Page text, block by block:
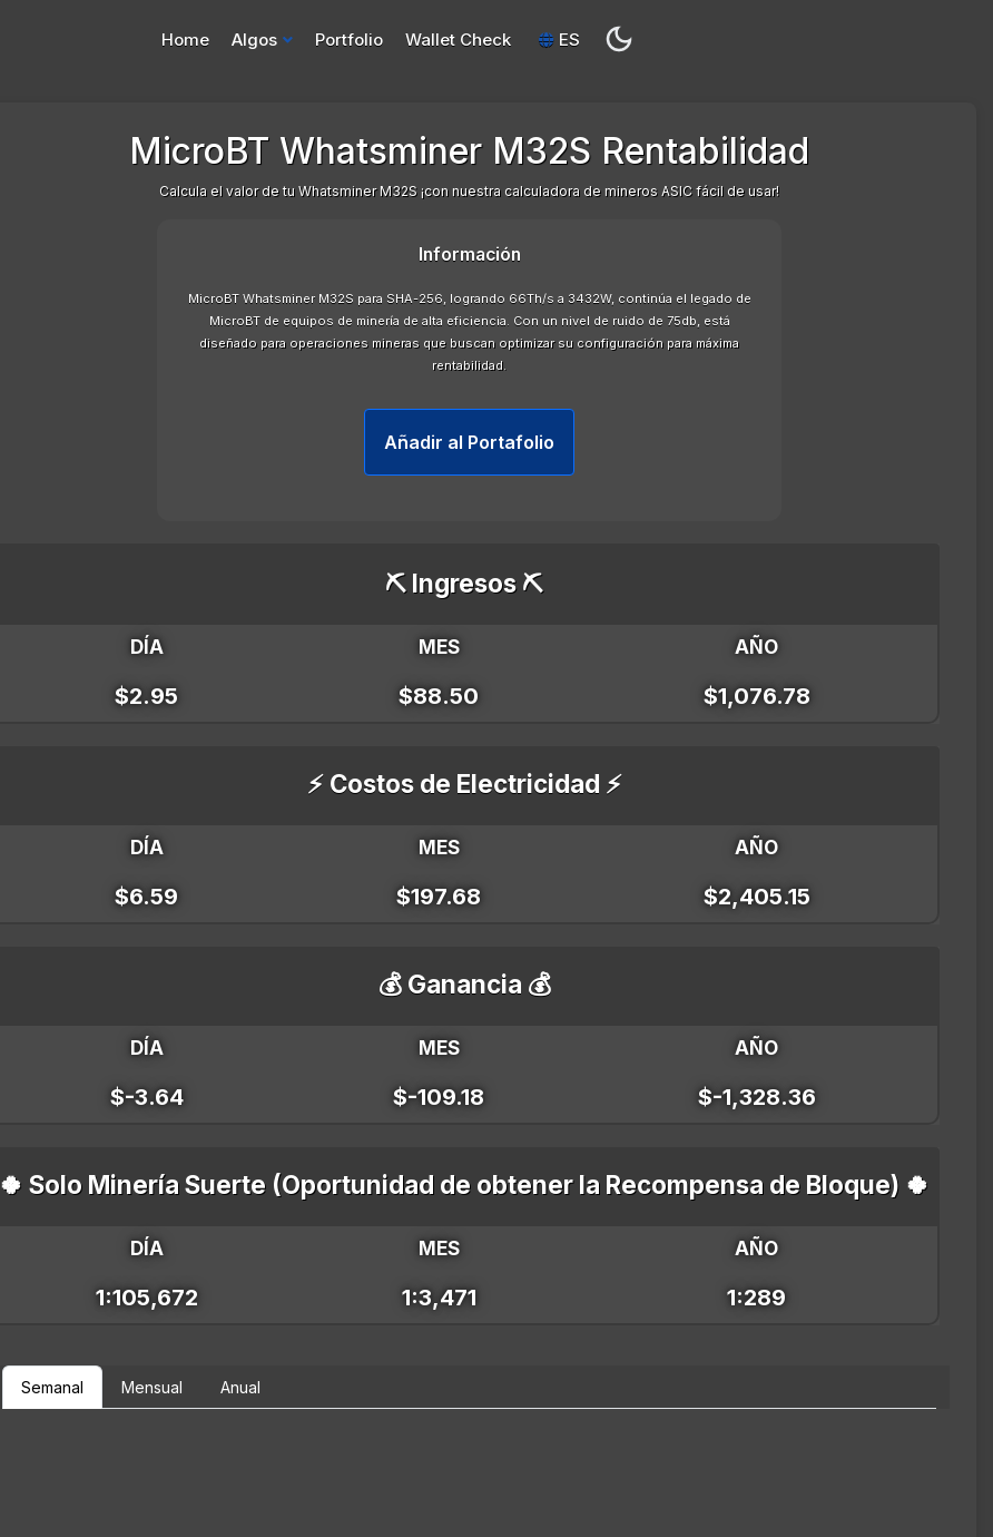
Home Algos Portfolio Wallet Check ES
MicroBT Whatsminer M32S Rentabilidad
Calcula el valor de tu Whatsminer M32S ¡con nuestra calculadora de mineros ASIC fácil de usar!
Información
MicroBT Whatsminer M32S para SHA-256, logrando 66Th/s a 3432W, continúa el legado de
MicroBT de equipos de minería de alta eficiencia. Con un nivel de ruido de 75db, está
diseñado para operaciones mineras que buscan optimizar su configuración para máxima
rentabilidad.
Añadir al Portafolio
⛏️ Ingresos ⛏️
DÍA MES AÑO
$2.95 $88.50 $1,076.78
⚡ Costos de Electricidad ⚡
DÍA MES AÑO
$6.59 $197.68 $2,405.15
💰 Ganancia 💰
DÍA MES AÑO
$-3.64 $-109.18 $-1,328.36
🍀 Solo Minería Suerte (Oportunidad de obtener la Recompensa de Bloque) 🍀
DÍA MES AÑO
1:105,672 1:3,471 1:289
Semanal Mensual Anual